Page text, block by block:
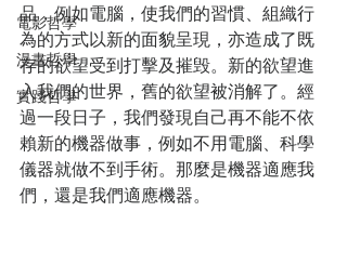
電影哲學
漫畫哲學
實踐哲學
品，例如電腦，使我們的習慣、組織行
為的方式以新的面貌呈現，亦造成了既
存的欲望受到打擊及摧毁。新的欲望進
入我們的世界，舊的欲望被消解了。經
過一段日子，我們發現自己再不能不依
賴新的機器做事，例如不用電腦、科學
儀器就做不到手術。那麼是機器適應我
們，還是我們適應機器。